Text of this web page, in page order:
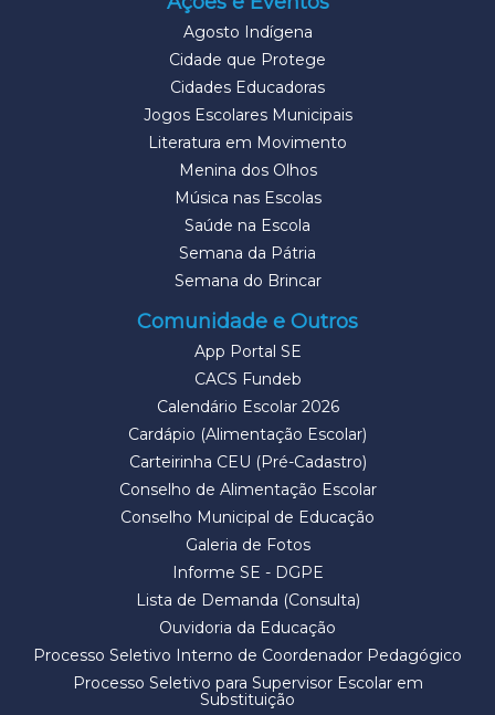
Agosto Indígena
Cidade que Protege
Cidades Educadoras
Jogos Escolares Municipais
Literatura em Movimento
Menina dos Olhos
Música nas Escolas
Saúde na Escola
Semana da Pátria
Semana do Brincar
Comunidade e Outros
App Portal SE
CACS Fundeb
Calendário Escolar 2026
Cardápio (Alimentação Escolar)
Carteirinha CEU (Pré-Cadastro)
Conselho de Alimentação Escolar
Conselho Municipal de Educação
Galeria de Fotos
Informe SE - DGPE
Lista de Demanda (Consulta)
Ouvidoria da Educação
Processo Seletivo Interno de Coordenador Pedagógico
Processo Seletivo para Supervisor Escolar em
Substituição